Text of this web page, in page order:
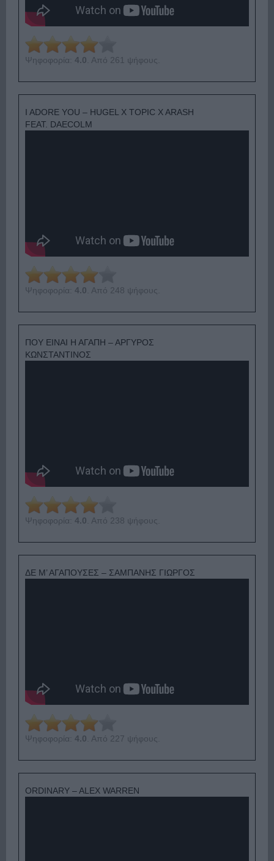
Ψηφοφορία: 4.0 . Από 261 ψήφους.
I ADORE YOU – HUGEL X TOPIC X ARASH
FEAT. DAECOLM
Ψηφοφορία: 4.0 . Από 248 ψήφους.
ΠΟΥ ΕΙΝΑΙ Η ΑΓΑΠΗ – ΑΡΓΥΡΟΣ
ΚΩΝΣΤΑΝΤΙΝΟΣ
Ψηφοφορία: 4.0 . Από 238 ψήφους.
ΔΕ Μ’ ΑΓΑΠΟΥΣΕΣ – ΣΑΜΠΑΝΗΣ ΓΙΩΡΓΟΣ
Ψηφοφορία: 4.0 . Από 227 ψήφους.
ORDINARY – ALEX WARREN